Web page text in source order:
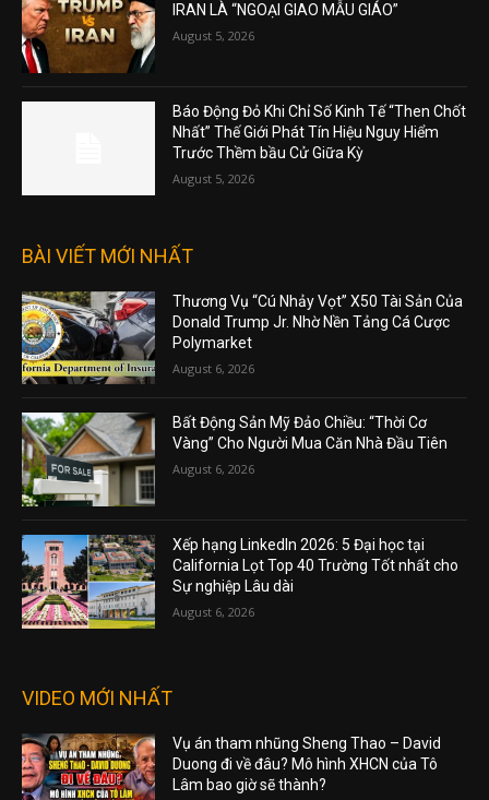
IRAN LÀ “NGOẠI GIAO MẪU GIÁO”
August 5, 2026
Báo Động Đỏ Khi Chỉ Số Kinh Tế “Then Chốt
Nhất” Thế Giới Phát Tín Hiệu Nguy Hiểm
Trước Thềm bầu Cử Giữa Kỳ
August 5, 2026
BÀI VIẾT MỚI NHẤT
Thương Vụ “Cú Nhảy Vọt” X50 Tài Sản Của
Donald Trump Jr. Nhờ Nền Tảng Cá Cược
Polymarket
August 6, 2026
Bất Động Sản Mỹ Đảo Chiều: “Thời Cơ
Vàng” Cho Người Mua Căn Nhà Đầu Tiên
August 6, 2026
Xếp hạng LinkedIn 2026: 5 Đại học tại
California Lọt Top 40 Trường Tốt nhất cho
Sự nghiệp Lâu dài
August 6, 2026
VIDEO MỚI NHẤT
Vụ án tham nhũng Sheng Thao – David
Duong đi về đâu? Mô hình XHCN của Tô
Lâm bao giờ sẽ thành?